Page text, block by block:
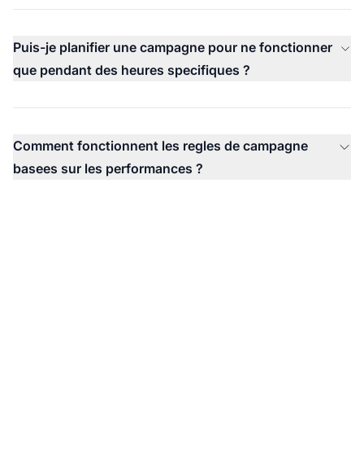
Puis-je planifier une campagne pour ne fonctionner
que pendant des heures specifiques ?
Comment fonctionnent les regles de campagne
basees sur les performances ?